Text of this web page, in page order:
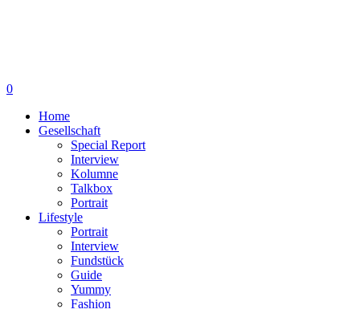
0
Home
Gesellschaft
Special Report
Interview
Kolumne
Talkbox
Portrait
Lifestyle
Portrait
Interview
Fundstück
Guide
Yummy
Fashion